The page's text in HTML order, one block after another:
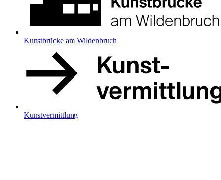
Kunstbrücke am Wildenbruch
Kunstvermittlung